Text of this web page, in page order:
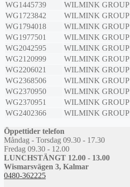
WG1445739
WILMINK GROUP
WG1723842
WILMINK GROUP
WG1794018
WILMINK GROUP
WG1977501
WILMINK GROUP
WG2042595
WILMINK GROUP
WG2120999
WILMINK GROUP
WG2206021
WILMINK GROUP
WG2368506
WILMINK GROUP
WG2370950
WILMINK GROUP
WG2370951
WILMINK GROUP
WG2402366
WILMINK GROUP
Öppettider telefon
Måndag - Torsdag 09.30 - 17.30
Fredag 09.30 - 12.00
LUNCHSTÄNGT 12.00 - 13.00
Wismarsvägen 3, Kalmar
0480-362225